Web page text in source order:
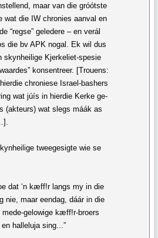
maar van die gróótste
wat die IW chronies aanval en
“regse” geledere – en verál
die bv APK nogal. Ek wil dus
skynheilige Kjerkeliet-spesie
konsentreer. [Trouens:
chroniese Israel-bashers
wat júís in hierdie Kerke ge-
(akteurs) wat slegs máák as
tweegesigte wie se
dat ‘n kæff!r langs my in die
nie, maar eendag, dáár in die
gelowige kæff!r-broers
halleluja sing...”